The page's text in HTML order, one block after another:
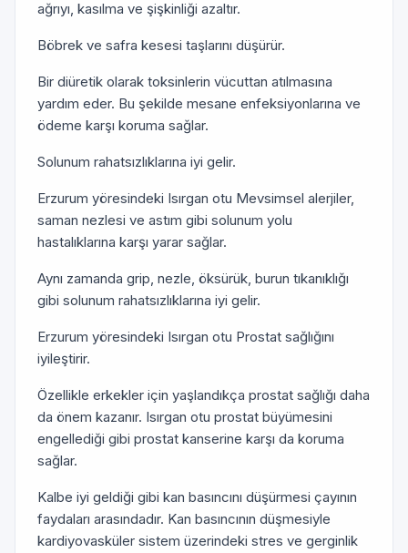
ağrıyı, kasılma ve şişkinliği azaltır.
Böbrek ve safra kesesi taşlarını düşürür.
Bir diüretik olarak toksinlerin vücuttan atılmasına
yardım eder. Bu şekilde mesane enfeksiyonlarına ve
ödeme karşı koruma sağlar.
Solunum rahatsızlıklarına iyi gelir.
Erzurum yöresindeki Isırgan otu Mevsimsel alerjiler,
saman nezlesi ve astım gibi solunum yolu
hastalıklarına karşı yarar sağlar.
Aynı zamanda grip, nezle, öksürük, burun tıkanıklığı
gibi solunum rahatsızlıklarına iyi gelir.
Erzurum yöresindeki Isırgan otu Prostat sağlığını
iyileştirir.
Özellikle erkekler için yaşlandıkça prostat sağlığı daha
da önem kazanır. Isırgan otu prostat büyümesini
engellediği gibi prostat kanserine karşı da koruma
sağlar.
Kalbe iyi geldiği gibi kan basıncını düşürmesi çayının
faydaları arasındadır. Kan basıncının düşmesiyle
kardiyovasküler sistem üzerindeki stres ve gerginlik